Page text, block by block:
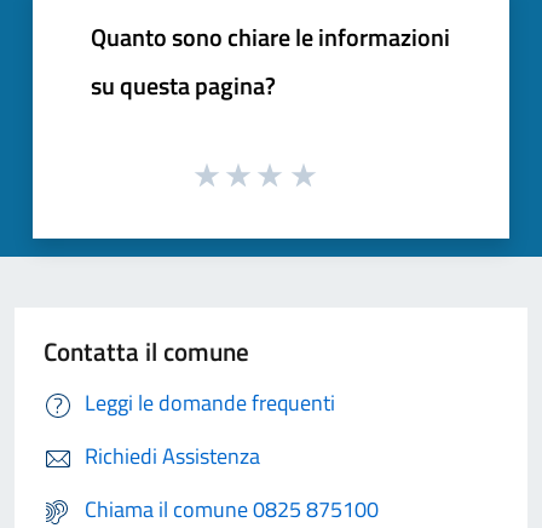
Quanto sono chiare le informazioni
su questa pagina?
Contatta il comune
Leggi le domande frequenti
Richiedi Assistenza
Chiama il comune 0825 875100